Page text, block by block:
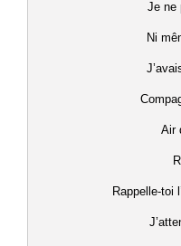
Je ne
Ni
Air
Rappelle-toi